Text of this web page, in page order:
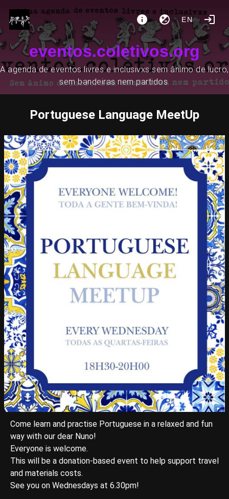
EN
eventos.coletivos.org
A agenda de eventos livres e inclusivxs sem ânimo de lucro,
sem bandeiras nem partidos.
Portuguese Language MeetUp
Come learn and practise Portuguese in a relaxed and fun
way with our dear Nuno!
Everyone is welcome.
This will be a donation-based event to help support travel
and materials costs.
See you on Wednesdays at 6.30pm!